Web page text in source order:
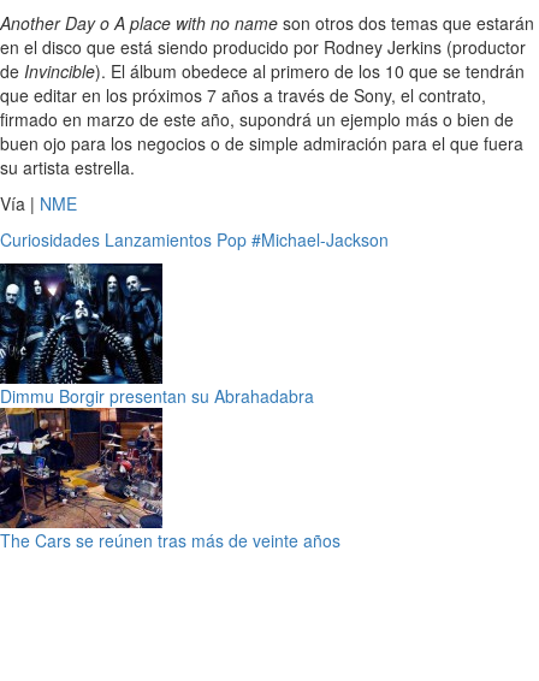
Another Day o A place with no name son otros dos temas que estarán
en el disco que está siendo producido por Rodney Jerkins (productor
de Invincible). El álbum obedece al primero de los 10 que se tendrán
que editar en los próximos 7 años a través de Sony, el contrato,
firmado en marzo de este año, supondrá un ejemplo más o bien de
buen ojo para los negocios o de simple admiración para el que fuera
su artista estrella.
Vía | NME
Curiosidades Lanzamientos Pop #Michael-Jackson
Dimmu Borgir presentan su Abrahadabra
The Cars se reúnen tras más de veinte años